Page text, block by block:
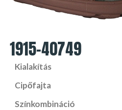
1915-40749
Kialakítás
Cipőfajta
Színkombináció